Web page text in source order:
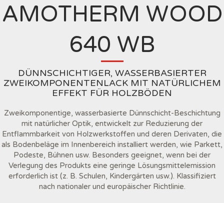
AMOTHERM WOOD
640 WB
DÜNNSCHICHTIGER, WASSERBASIERTER
ZWEIKOMPONENTENLACK MIT NATÜRLICHEM
EFFEKT FÜR HOLZBÖDEN
Zweikomponentige, wasserbasierte Dünnschicht-Beschichtung
mit natürlicher Optik, entwickelt zur Reduzierung der
Entflammbarkeit von Holzwerkstoffen und deren Derivaten, die
als Bodenbeläge im Innenbereich installiert werden, wie Parkett,
Podeste, Bühnen usw. Besonders geeignet, wenn bei der
Verlegung des Produkts eine geringe Lösungsmittelemission
erforderlich ist (z. B. Schulen, Kindergärten usw.). Klassifiziert
nach nationaler und europäischer Richtlinie.